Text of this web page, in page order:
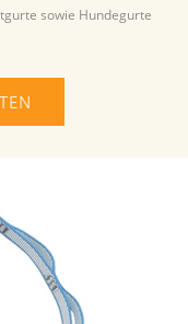
sowie Hundegurte